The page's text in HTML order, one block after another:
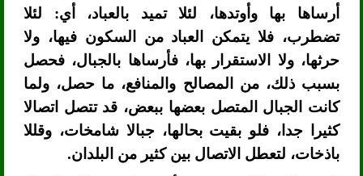
أرساها بها وأوتدها، لئلا تميد بالعباد، أي: لئلا
تضطرب، فلا يتمكن العباد من السكون فيها، ولا
حرثها، ولا الاستقرار بها، فأرساها بالجبال، فحصل
بسبب ذلك، من المصالح والمنافع، ما حصل، ولما
كانت الجبال المتصل بعضها ببعض، قد تتصل اتصالا
كثيرا جدا، فلو بقيت بحالها، جبالا شامخات، وقللا
باذخات، لتعطل الاتصال بين كثير من البلدان.